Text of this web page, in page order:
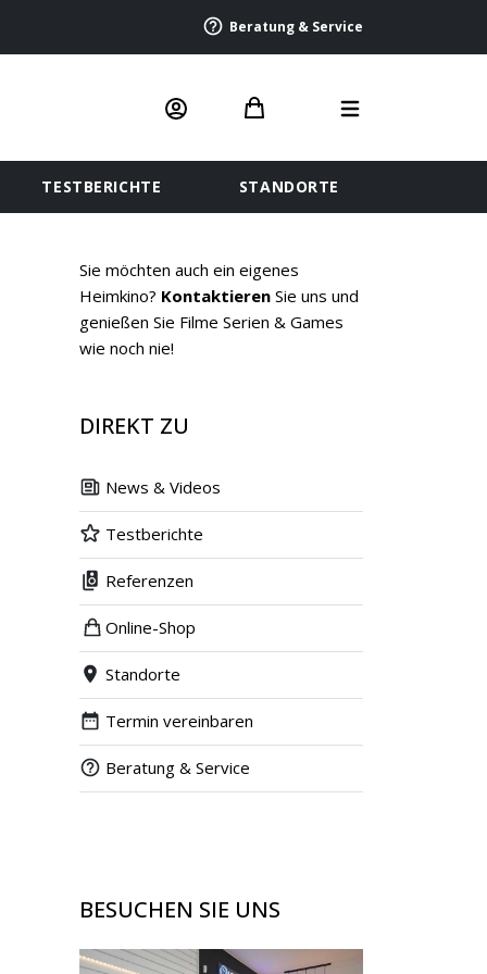
Beratung & Service
TESTBERICHTE STANDORTE
Sie möchten auch ein eigenes
Heimkino? Kontaktieren Sie uns und
genießen Sie Filme Serien & Games
wie noch nie!
DIREKT ZU
News & Videos
Testberichte
Referenzen
Online-Shop
Standorte
Termin vereinbaren
Beratung & Service
BESUCHEN SIE UNS